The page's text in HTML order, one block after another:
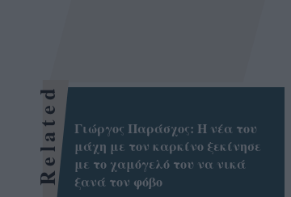
Related
Γιώργος Παράσχος: Η νέα του
μάχη με τον καρκίνο ξεκίνησε
με το χαμόγελό του να νικά
ξανά τον φόβο